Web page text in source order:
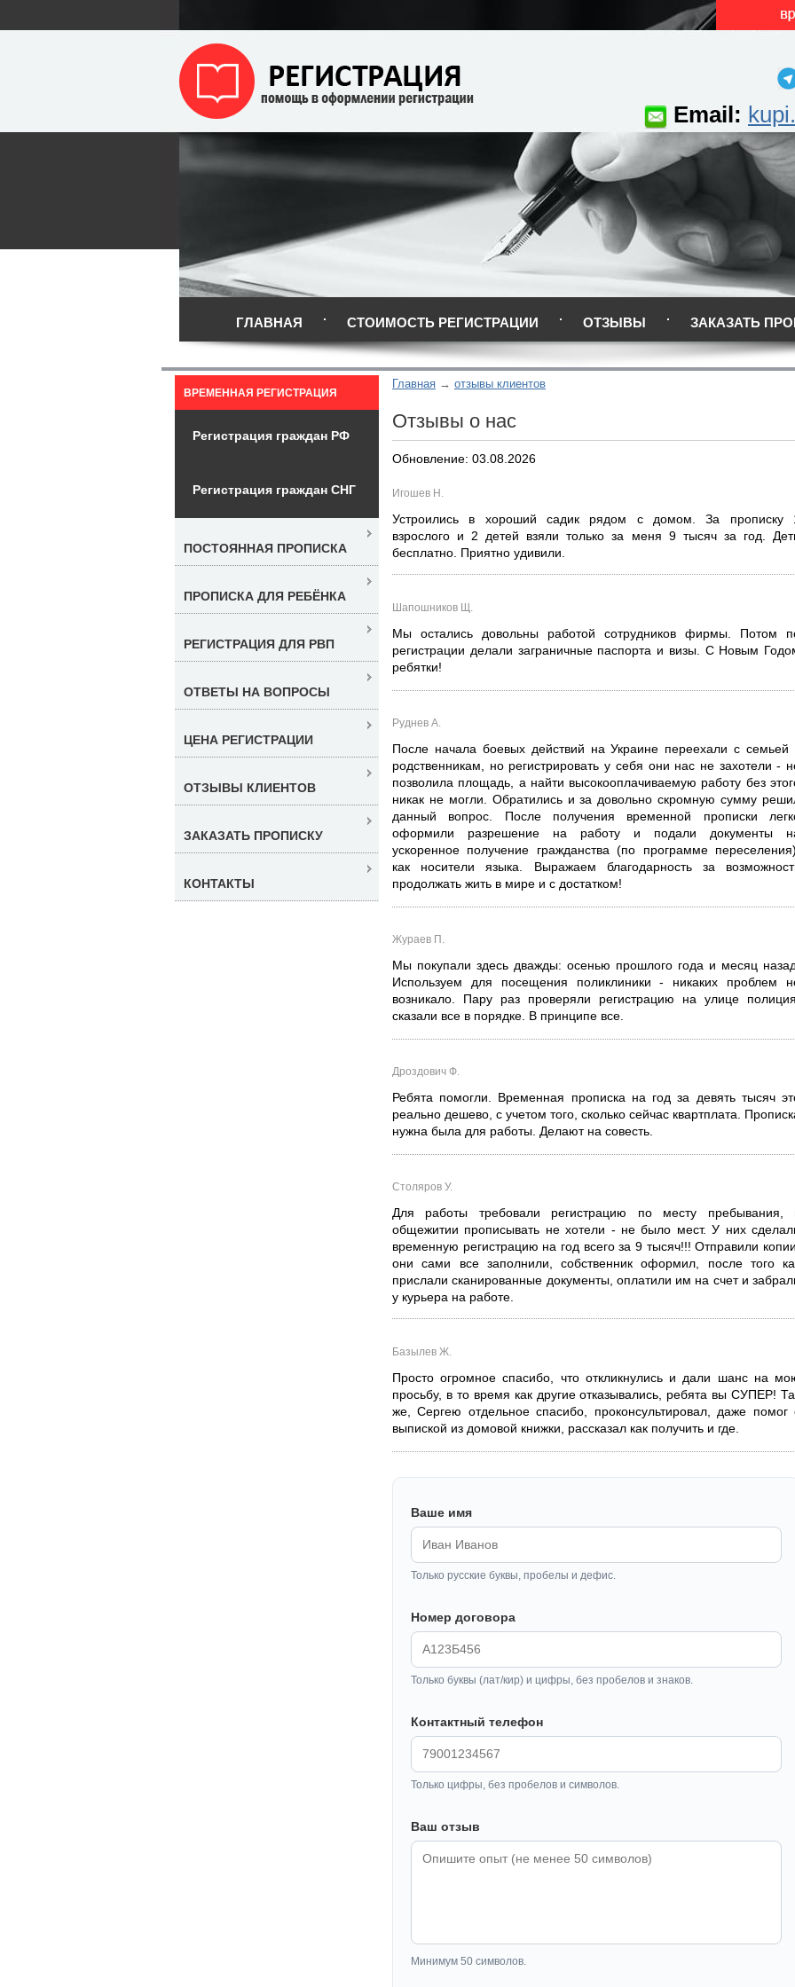
Email:
ГЛАВНАЯ СТОИМОСТЬ РЕГИСТРАЦИИ ОТЗЫВЫ ЗАКАЗАТЬ
Главная отзывы клиентов
Отзывы о нас
Обновление: 03.08.2026
Игошев Н.
Устроились в хороший садик рядом с домом. За прописку
взрослого и 2 детей взяли только за меня 9 тысяч за год.
бесплатно. Приятно удивили.
Шапошников Щ.
Мы остались довольны работой сотрудников фирмы. Потом
регистрации делали заграничные паспорта и визы. С Новым
ребятки!
Руднев А.
После начала боевых действий на Украине переехали с семьей
родственникам, но регистрировать у себя они нас не захотели -
позволила площадь, а найти высокооплачиваемую работу без
никак не могли. Обратились и за довольно скромную сумму
данный вопрос. После получения временной прописки
оформили разрешение на работу и подали документы
ускоренное получение гражданства (по программе переселения),
как носители языка. Выражаем благодарность за
продолжать жить в мире и с достатком!
Жураев П.
Мы покупали здесь дважды: осенью прошлого года и месяц назад.
Используем для посещения поликлиники - никаких проблем
возникало. Пару раз проверяли регистрацию на улице полиция,
сказали все в порядке. В принципе все.
Дроздович Ф.
Ребята помогли. Временная прописка на год за девять тысяч
реально дешево, с учетом того, сколько сейчас квартплата.
нужна была для работы. Делают на совесть.
Столяров У.
Для работы требовали регистрацию по месту пребывания,
общежитии прописывать не хотели - не было мест. У них
временную регистрацию на год всего за 9 тысяч!!! Отправили копии,
они сами все заполнили, собственник оформил, после того
прислали сканированные документы, оплатили им на счет и
у курьера на работе.
Базылев Ж.
Просто огромное спасибо, что откликнулись и дали шанс на
просьбу, в то время как другие отказывались, ребята вы СУПЕР!
же, Сергею отдельное спасибо, проконсультировал, даже помог
выпиской из домовой книжки, рассказал как получить и где.
Ваше имя
Только русские буквы, пробелы и дефис.
Номер договора
Только буквы (лат/кир) и цифры, без пробелов и знаков.
Контактный телефон
Только цифры, без пробелов и символов.
Ваш отзыв
Минимум 50 символов.
ВРЕМЕННАЯ РЕГИСТРАЦИЯ
Регистрация граждан РФ
Регистрация граждан СНГ
ПОСТОЯННАЯ ПРОПИСКА
ПРОПИСКА ДЛЯ РЕБЁНКА
РЕГИСТРАЦИЯ ДЛЯ РВП
ОТВЕТЫ НА ВОПРОСЫ
ЦЕНА РЕГИСТРАЦИИ
ОТЗЫВЫ КЛИЕНТОВ
ЗАКАЗАТЬ ПРОПИСКУ
КОНТАКТЫ